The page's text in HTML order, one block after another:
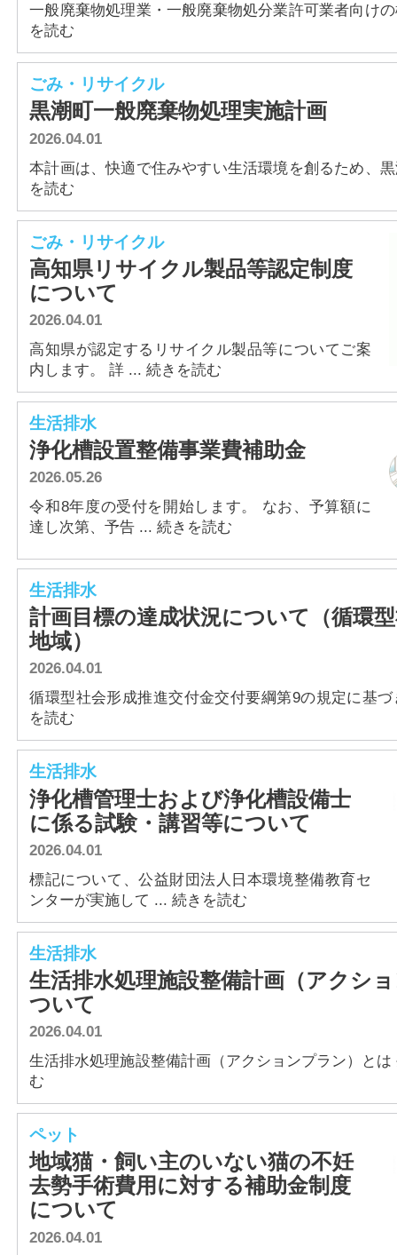
一般廃棄物処理業・一般廃棄物処分業許可業者向け
を読む
ごみ・リサイクル
黒潮町一般廃棄物処理実施計画
2026.04.01
本計画は、快適で住みやすい生活環境を創るため、
を読む
ごみ・リサイクル
高知県リサイクル製品等認定制度
について
2026.04.01
高知県が認定するリサイクル製品等についてご案
内します。 詳 ... 続きを読む
生活排水
浄化槽設置整備事業費補助金
2026.05.26
令和8年度の受付を開始します。 なお、予算額に
達し次第、予告 ... 続きを読む
生活排水
計画目標の達成状況について（循環
地域）
2026.04.01
循環型社会形成推進交付金交付要綱第9の規定に基
を読む
生活排水
浄化槽管理士および浄化槽設備士
に係る試験・講習等について
2026.04.01
標記について、公益財団法人日本環境整備教育セ
ンターが実施して ... 続きを読む
生活排水
生活排水処理施設整備計画（アクシ
ついて
2026.04.01
生活排水処理施設整備計画（アクションプラン）と
む
ペット
地域猫・飼い主のいない猫の不妊
去勢手術費用に対する補助金制度
について
2026.04.01